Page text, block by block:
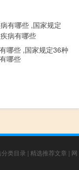
哪些 ,国家规定36种
哪些
分类目录 | 精选推荐文章 | 网